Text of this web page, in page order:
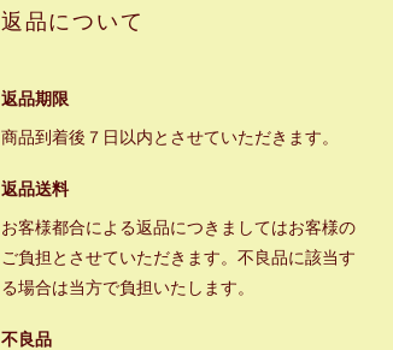
返品について
返品期限
商品到着後７日以内とさせていただきます。
返品送料
お客様都合による返品につきましてはお客様の
ご負担とさせていただきます。不良品に該当す
る場合は当方で負担いたします。
不良品